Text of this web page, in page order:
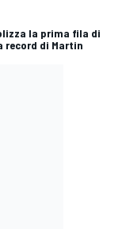
la prima fila di
record di Martin